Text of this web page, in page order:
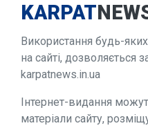
KARPAT
Використання будь-
на сайті, дозволяється
karpatnews.in.ua
Інтернет-видання
матеріали сайту,